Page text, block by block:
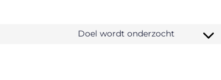
Doel wordt onderzocht